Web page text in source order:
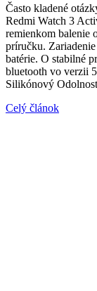
Často kladené
Redmi Watch 3
remienkom balenie
príručku.
batérie. O stabilné
bluetooth vo verzii
Silikónový
Celý článok